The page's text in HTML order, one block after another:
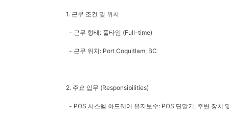
1. 근무 조건 및 위치
- 근무 형태: 풀타임 (Full-time)
- 근무 위치: Port Coquitlam, BC
2. 주요 업무 (Responsibilities)
- POS 시스템 하드웨어 유지보수: POS 단말기, 주변 장